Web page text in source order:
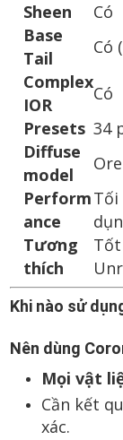
Sheen
Có
Base
Tail
Có
Complex
IOR
Có
Presets 34
Diffuse
model
Perform
ance
Tối
Tương
thích
Khi nào sử
Nên dùng
Mọi vật
Cần kết
xác.